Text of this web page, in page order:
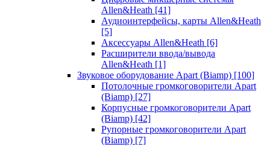
Allen&Heath [41]
Аудиоинтерфейсы, карты Allen&Heath
[5]
Аксессуары Allen&Heath [6]
Расширители ввода/вывода
Allen&Heath [1]
Звуковое оборудование Apart (Biamp) [100]
Потолочные громкоговорители Apart
(Biamp) [27]
Корпусные громкоговорители Apart
(Biamp) [42]
Рупорные громкоговорители Apart
(Biamp) [7]